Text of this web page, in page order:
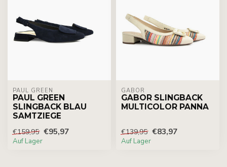
PAUL GREEN
PAUL GREEN
SLINGBACK BLAU
SAMTZIEGE
€159,95 €95,97
Auf Lager
GABOR
GABOR SLINGBACK
MULTICOLOR PANNA
€139,95 €83,97
Auf Lager